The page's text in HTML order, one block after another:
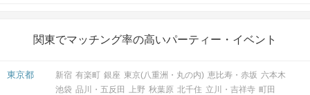
パスポートなど）
関東でマッチング率の高いパーティー・イベント
東京都 新宿 有楽町 銀座 東京(八重洲・丸の内) 恵比寿・赤坂 六本木
池袋 品川・五反田 上野 秋葉原 北千住 立川・吉祥寺 町田